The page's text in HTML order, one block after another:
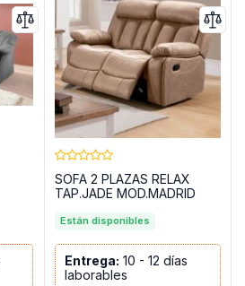
SOFA 2 PLAZAS RELAX
TAP.JADE MOD.MADRID
Están disponibles
Entrega: 10 - 12 días
laborables